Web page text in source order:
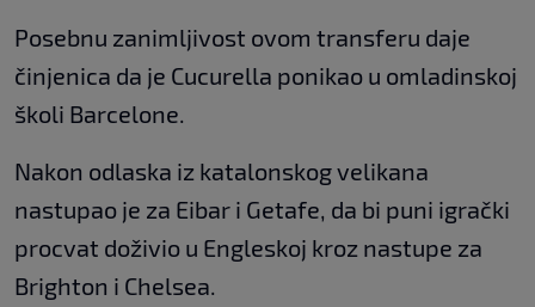
Posebnu zanimljivost ovom transferu daje
činjenica da je Cucurella ponikao u omladinskoj
školi Barcelone.
Nakon odlaska iz katalonskog velikana
nastupao je za Eibar i Getafe, da bi puni igrački
procvat doživio u Engleskoj kroz nastupe za
Brighton i Chelsea.